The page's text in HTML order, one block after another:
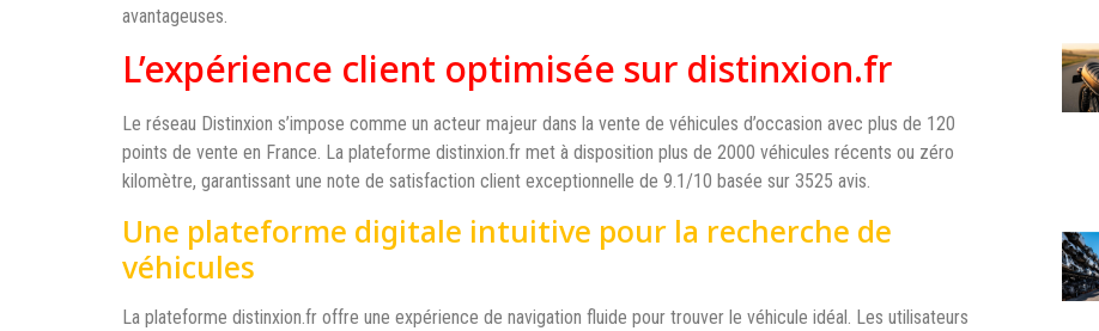
avantageuses.
L’expérience client optimisée sur distinxion.fr
Le réseau Distinxion s’impose comme un acteur majeur dans la vente de véhicules d’occasion avec plus de 120
points de vente en France. La plateforme distinxion.fr met à disposition plus de 2000 véhicules récents ou zéro
kilomètre, garantissant une note de satisfaction client exceptionnelle de 9.1/10 basée sur 3525 avis.
Une plateforme digitale intuitive pour la recherche de
véhicules
La plateforme distinxion.fr offre une expérience de navigation fluide pour trouver le véhicule idéal. Les utilisateurs